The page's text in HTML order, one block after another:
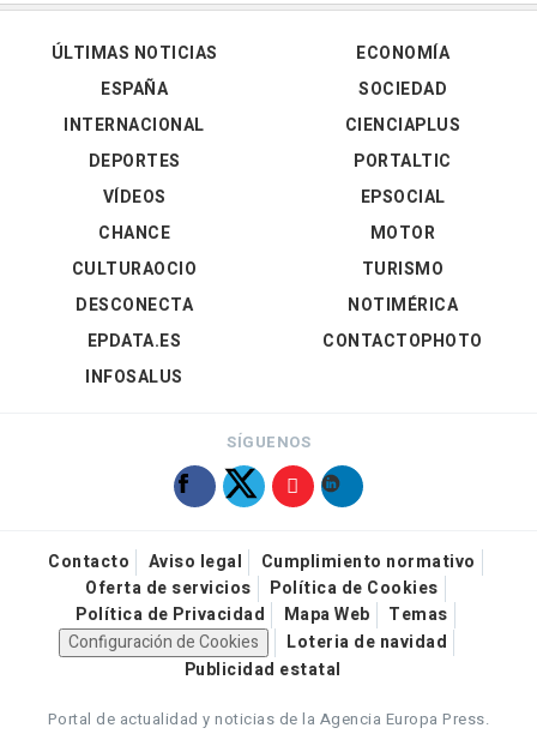
ÚLTIMAS NOTICIAS
ESPAÑA
INTERNACIONAL
DEPORTES
VÍDEOS
ECONOMÍA
SOCIEDAD
CIENCIAPLUS
PORTALTIC
EPSOCIAL
CHANCE
CULTURAOCIO
DESCONECTA
EPDATA.ES
INFOSALUS
MOTOR
TURISMO
NOTIMÉRICA
CONTACTOPHOTO
SÍGUENOS
Contacto Aviso legal
Cumplimiento normativo
Oferta de servicios
Política de Cookies
Política de Privacidad
Mapa Web
Temas
Configuración de Cookies
Loteria de navidad
Publicidad estatal
Portal de actualidad y noticias de la Agencia Europa Press.